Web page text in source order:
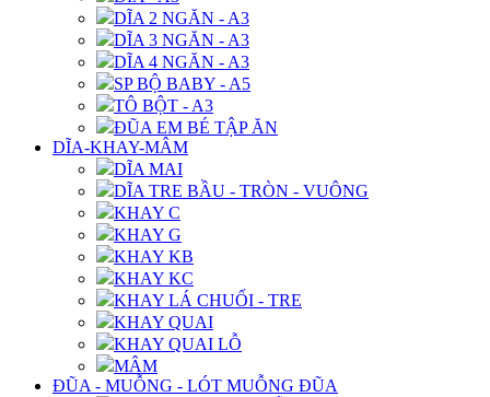
DĨA 2 NGĂN - A3
DĨA 3 NGĂN - A3
DĨA 4 NGĂN - A3
SP BỘ BABY - A5
TÔ BỘT - A3
ĐŨA EM BÉ TẬP ĂN
DĨA-KHAY-MÂM
DĨA MAI
DĨA TRE BẦU - TRÒN - VUÔNG
KHAY C
KHAY G
KHAY KB
KHAY KC
KHAY LÁ CHUỐI - TRE
KHAY QUAI
KHAY QUAI LỖ
MÂM
ĐŨA - MUỖNG - LÓT MUỖNG ĐŨA